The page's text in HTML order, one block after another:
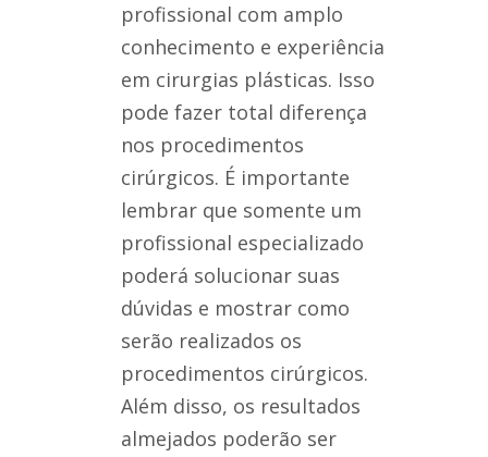
profissional com amplo
conhecimento e experiência
em cirurgias plásticas. Isso
pode fazer total diferença
nos procedimentos
cirúrgicos. É importante
lembrar que somente um
profissional especializado
poderá solucionar suas
dúvidas e mostrar como
serão realizados os
procedimentos cirúrgicos.
Além disso, os resultados
almejados poderão ser